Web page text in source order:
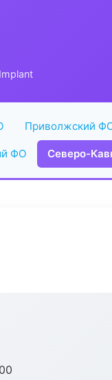
Приволжский
ФО Северо-